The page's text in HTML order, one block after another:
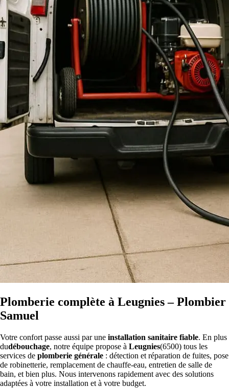
Plomberie complète à Leugnies – Plombier
Samuel
Votre confort passe aussi par une installation sanitaire fiable. En plus
dudébouchage, notre équipe propose à Leugnies(6500) tous les
services de plomberie générale : détection et réparation de fuites, pose
de robinetterie, remplacement de chauffe-eau, entretien de salle de
bain, et bien plus. Nous intervenons rapidement avec des solutions
adaptées à votre installation et à votre budget.